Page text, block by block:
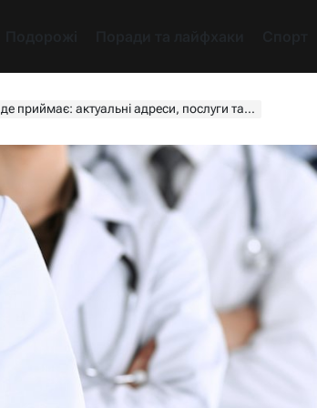
адреси, послуги та секрети професійного гінеколога